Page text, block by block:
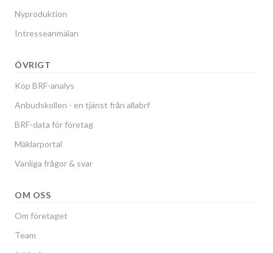
Nyproduktion
Intresseanmälan
ÖVRIGT
Köp BRF-analys
Anbudskollen - en tjänst från allabrf
BRF-data för företag
Mäklarportal
Vanliga frågor & svar
OM OSS
Om företaget
Team